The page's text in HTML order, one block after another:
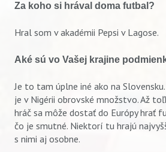
Za koho si hrával doma futbal?
Hral som v akadémii Pepsi v Lagose.
Aké sú vo Vašej krajine
Je to tam úplne iné ako na
je v Nigérii obrovské množstvo. Až
hráč sa môže dostať do Európy hrať
čo je smutné. Niektorí tu hrajú
s nimi aj osobne.